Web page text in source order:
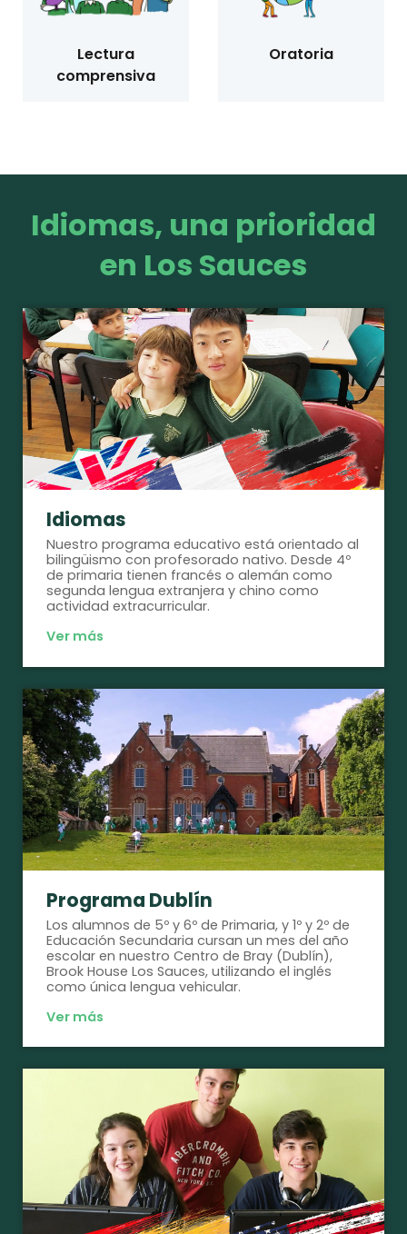
Lectura
comprensiva
Oratoria
Idiomas, una prioridad
en Los Sauces
Idiomas
Nuestro programa educativo está orientado al
bilingüismo con profesorado nativo. Desde 4º
de primaria tienen francés o alemán como
segunda lengua extranjera y chino como
actividad extracurricular.
Ver más
Programa Dublín
Los alumnos de 5º y 6º de Primaria, y 1º y 2º de
Educación Secundaria cursan un mes del año
escolar en nuestro Centro de Bray (Dublín),
Brook House Los Sauces, utilizando el inglés
como única lengua vehicular.
Ver más